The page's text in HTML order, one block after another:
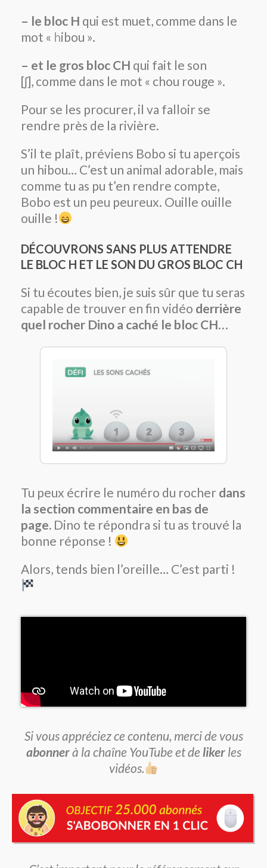
– le bloc H qui est muet, comme dans le
mot « hibou ».
– et le gros bloc CH qui fait le son
[ʃ], comme dans le mot « chou rouge ».
Pour se les procurer, il va falloir se
rendre près de la rivière.
S’il te plaît, préviens Bobo si tu aperçois
un hibou… C’est un animal adorable, mais
comme tu as pu t’en rendre compte,
Bobo est un peu peureux. Ouille ouille
ouille !
DÉCOUVRONS SANS PLUS ATTENDRE
LE BLOC H ET LE SON DU GROS BLOC CH
Si tu écoutes bien, je suis sûr que tu seras
capable de trouver en fin vidéo derrière
quel rocher Dino a caché le bloc CH…
Tu peux écrire le numéro du rocher dans
la section commentaire en bas de
page. Dino te répondra si tu as trouvé la
bonne réponse !
Alors, tends bien l’oreille… C’est parti !
Si vous appréciez ce contenu, merci de vous
abonnerà la chaîne YouTube et de likerles
vidéos.